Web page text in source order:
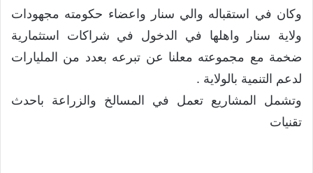
وكان في استقباله والي سنار واعضاء حكومته مجهودات
ولاية سنار واهلها في الدخول في شراكات استثمارية
ضخمة مع مجموعته معلنا عن تبرعه بعدد من المليارات
لدعم التنمية بالولاية .
وتشمل المشاريع تعمل في المسالخ والزراعة باحدث
تقنيات